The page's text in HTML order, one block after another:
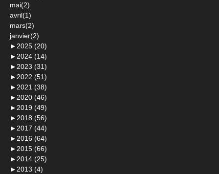
mai(2)
avril(1)
mars(2)
janvier(2)
► 2025 (20)
► 2024 (14)
► 2023 (31)
► 2022 (51)
► 2021 (38)
► 2020 (46)
► 2019 (49)
► 2018 (56)
► 2017 (44)
► 2016 (64)
► 2015 (66)
► 2014 (25)
► 2013 (4)